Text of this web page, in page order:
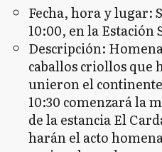
Fecha, hora y lugar:
10:00, en la Estación
Descripción:
caballos criollos que
unieron el
10:30 comenzará la
de la estancia El
harán el acto